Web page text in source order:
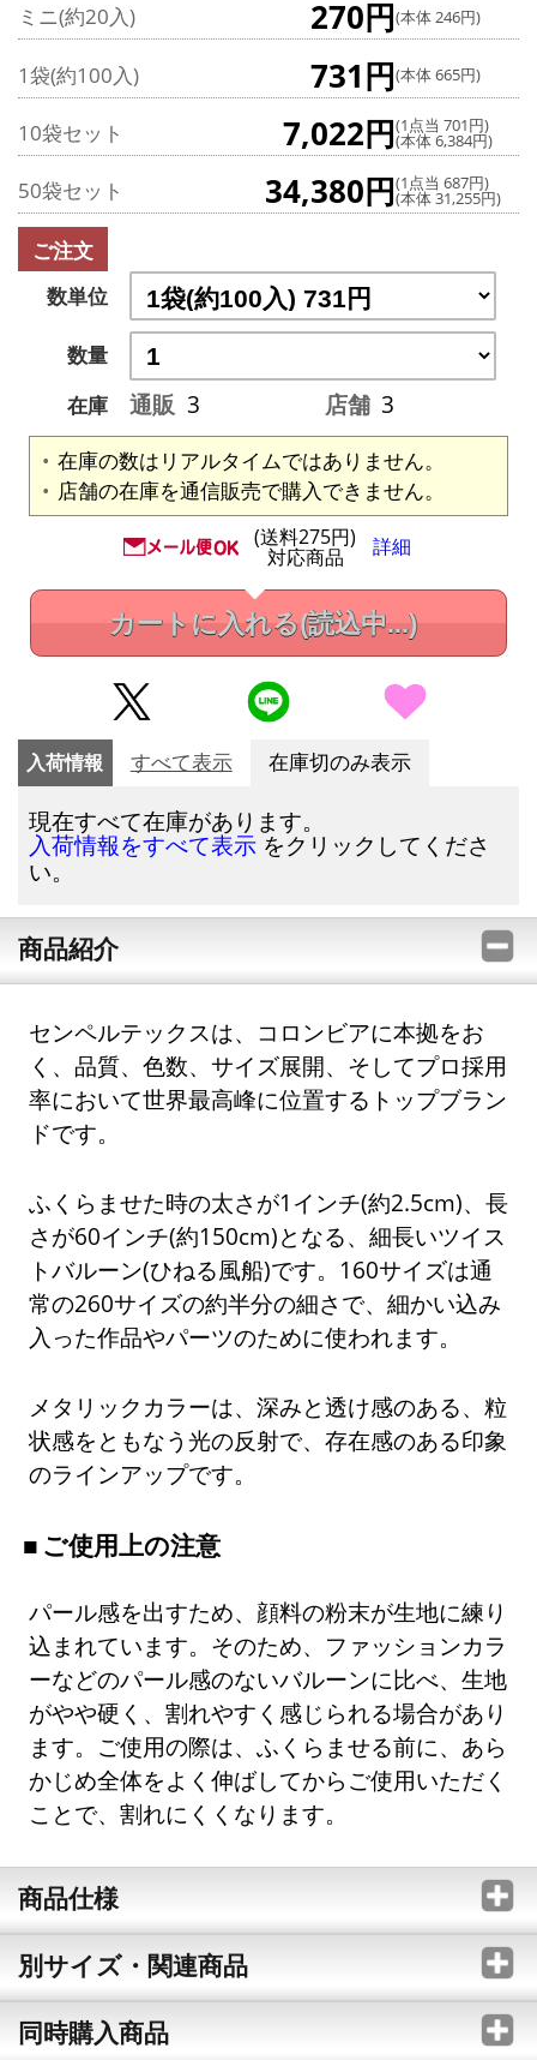
ミニ(約20入) 270円(本体 246円)
1袋(約100入) 731円(本体 665円)
10袋セット 7,022円(1点当 701円)
(本体 6,384円)
50袋セット 34,380円(1点当 687円)
(本体 31,255円)
ご注文
数単位
数量
在庫
通販 3 店舗 3
在庫の数はリアルタイムではありません。
店舗の在庫を通信販売で購入できません。
(送料275円)
対応商品 詳細
カートに入れる(読込中...)
入荷情報 すべて表示 在庫切のみ表示
現在すべて在庫があります。
入荷情報をすべて表示 をクリックしてくださ
い。
商品紹介
センペルテックスは、コロンビアに本拠をお
く、品質、色数、サイズ展開、そしてプロ採用
率において世界最高峰に位置するトップブラン
ドです。
ふくらませた時の太さが1インチ(約2.5cm)、長
さが60インチ(約150cm)となる、細長いツイス
トバルーン(ひねる風船)です。160サイズは通
常の260サイズの約半分の細さで、細かい込み
入った作品やパーツのために使われます。
メタリックカラーは、深みと透け感のある、粒
状感をともなう光の反射で、存在感のある印象
のラインアップです。
ご使用上の注意
パール感を出すため、顔料の粉末が生地に練り
込まれています。そのため、ファッションカラ
ーなどのパール感のないバルーンに比べ、生地
がやや硬く、割れやすく感じられる場合があり
ます。ご使用の際は、ふくらませる前に、あら
かじめ全体をよく伸ばしてからご使用いただく
ことで、割れにくくなります。
商品仕様
別サイズ・関連商品
同時購入商品